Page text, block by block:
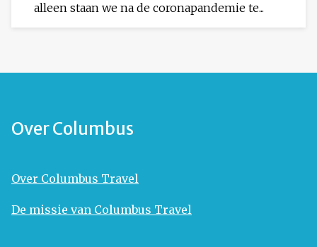
alleen staan we na de coronapandemie te...
Over Columbus
Over Columbus Travel
De missie van Columbus Travel